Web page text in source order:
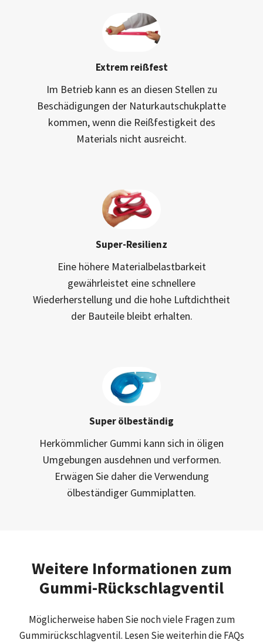
Extrem reißfest
Im Betrieb kann es an diesen Stellen zu
Beschädigungen der Naturkautschukplatte
kommen, wenn die Reißfestigkeit des
Materials nicht ausreicht.
Super-Resilienz
Eine höhere Materialbelastbarkeit
gewährleistet eine schnellere
Wiederherstellung und die hohe Luftdichtheit
der Bauteile bleibt erhalten.
Super ölbeständig
Herkömmlicher Gummi kann sich in öligen
Umgebungen ausdehnen und verformen.
Erwägen Sie daher die Verwendung
ölbeständiger Gummiplatten.
Weitere Informationen zum
Gummi-Rückschlagventil
Möglicherweise haben Sie noch viele Fragen zum
Gummirückschlagventil. Lesen Sie weiterhin die FAQs